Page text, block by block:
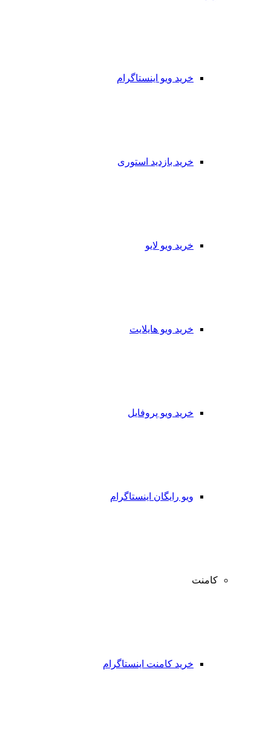
خرید ویو اینستاگرام
خرید بازدید استوری
خرید ویو لایو
خرید ویو هایلایت
خرید ویو پروفایل
ویو رایگان اینستاگرام
کامنت
خرید کامنت اینستاگرام